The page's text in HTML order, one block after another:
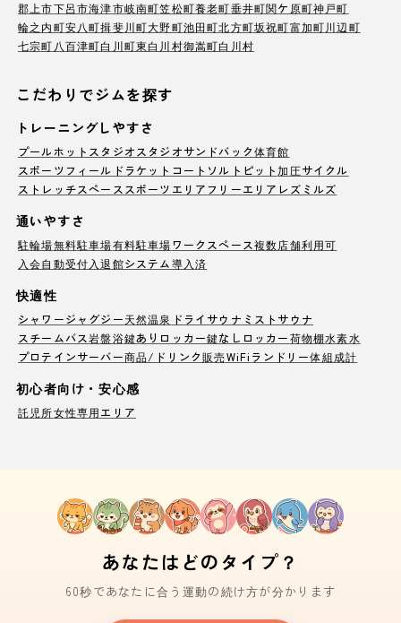
郡上市下呂市海津市岐南町笠松町養老町垂井町関ケ原町神戸町
輪之内町安八町揖斐川町大野町池田町北方町坂祝町富加町川辺町
七宗町 八百津町白川町東白川村御嵩町白川村
こだわりでジムを探す
トレーニングしやすさ
プールホットスタジオ スタジオサンドバック体育館
スポーツフィールド ラケットコート ソルトピット加圧サイクル
ストレッチスペース スポーツエリア フリーエリア レズミルズ
通いやすさ
駐輪場無料駐車場有料駐車場ワークスペース複数店舗利用可
入会自動受付 入退館システム導入済
快適性
シャワージャグジー天然温泉 ドライサウナ ミストサウナ
スチームバス岩盤浴鍵ありロッカー鍵なしロッカー荷物棚水素水
プロテインサーバー商品/ドリンク販売WiFi ランドリー体組成計
初心者向け・安心感
託児所女性専用エリア
あなたはどのタイプ？
60秒であなたに合う運動の続け方が分かります